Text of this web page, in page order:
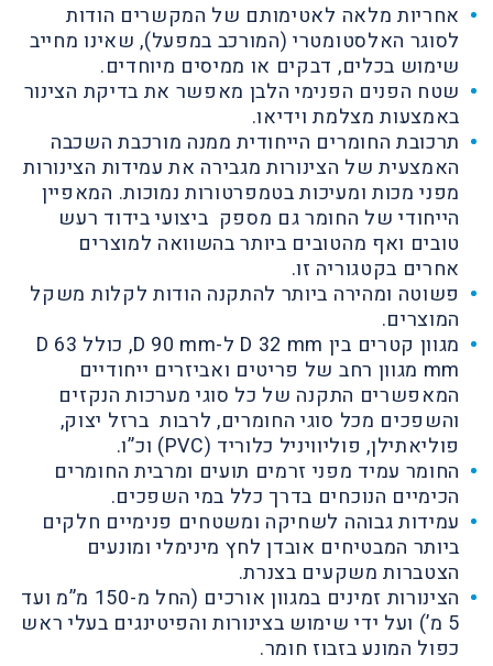
אחריות מלאה לאטימותם של המקשרים הודות
לסוגר האלסטומטרי (המורכב במפעל), שאינו מחייב
שימוש בכלים, דבקים או ממיסים מיוחדים.
שטח הפנים הפנימי הלבן מאפשר את בדיקת הצינור
באמצעות מצלמת וידיאו.
תרכובת החומרים הייחודית ממנה מורכבת השכבה
האמצעית של הצינורות מגבירה את עמידות הצינורות
מפני מכות ומעיכות בטמפרטורות נמוכות. המאפיין
הייחודי של החומר גם מספק ביצועי בידוד רעש
טובים ואף מהטובים ביותר בהשוואה למוצרים
אחרים בקטגוריה זו.
פשוטה ומהירה ביותר להתקנה הודות לקלות משקל
המוצרים.
מגוון קטרים בין D 32 mm ל-D 90 mm, כולל D 63
mm מגוון רחב של פריטים ואביזרים ייחודיים
המאפשרים התקנה של כל סוגי מערכות הנקזים
והשפכים מכל סוגי החומרים, לרבות ברזל יצוק,
פוליאתילן, פוליוויניל כלוריד (PVC) וכ”ו.
החומר עמיד מפני זרמים תועים ומרבית החומרים
הכימיים הנוכחים בדרך כלל במי השפכים.
עמידות גבוהה לשחיקה ומשטחים פנימיים חלקים
ביותר המבטיחים אובדן לחץ מינימלי ומונעים
הצטברות משקעים בצנרת.
הצינורות זמינים במגוון אורכים (החל מ-150 מ”מ ועד
5 מ’) ועל ידי שימוש בצינורות והפיטינגים בעלי ראש
כפול המונע בזבוז חומר.